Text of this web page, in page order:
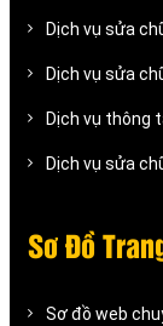
Dịch vụ sửa
Dịch vụ sửa
Dịch vụ thông
Dịch vụ sửa
Sơ Đồ
Sơ đồ web